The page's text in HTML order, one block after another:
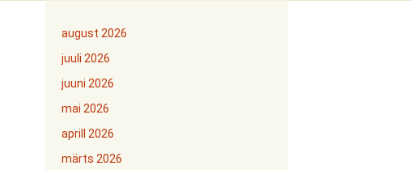
august 2026
juuli 2026
juuni 2026
mai 2026
aprill 2026
märts 2026